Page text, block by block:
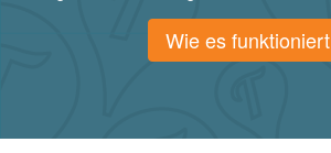
Wie es funktioniert